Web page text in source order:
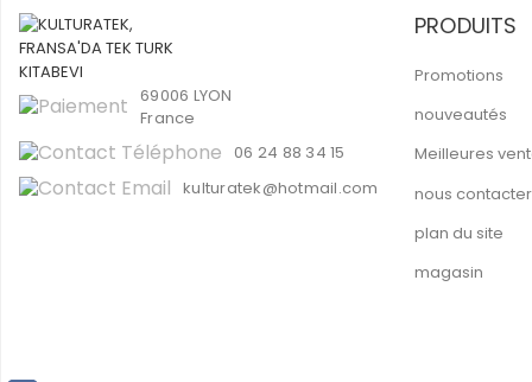
69006 LYON
France
06 24 88 34 15
kulturatek@hotmail.com
PRODUITS
Promotions
nouveautés
Meilleures
nous contacter
plan du site
magasin